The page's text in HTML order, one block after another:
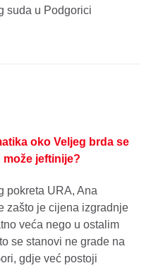
suda u Podgorici
oko Veljeg brda se
može jeftinije?
pokreta URA, Ana
zašto je cijena izgradnje
veća nego u ostalim
se stanovi ne grade na
gdje već postoji